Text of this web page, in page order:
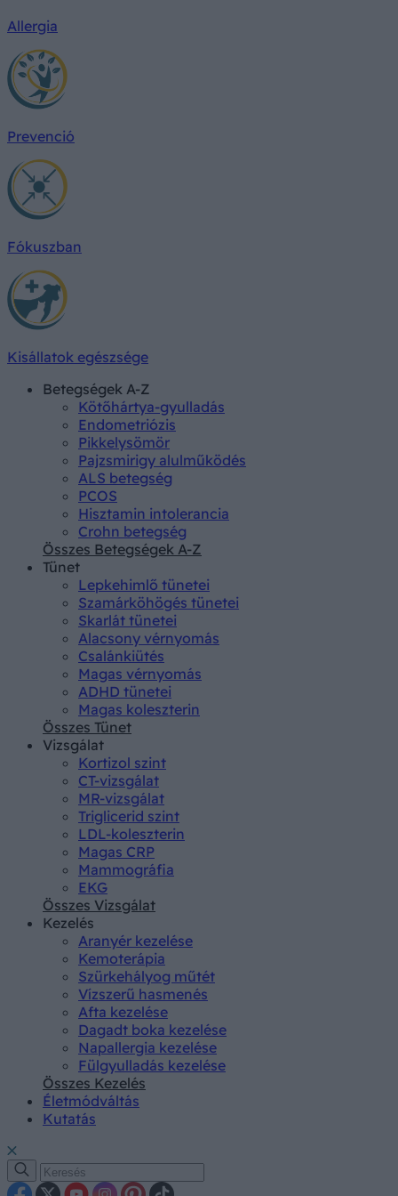
Allergia
Prevenció
Fókuszban
Kisállatok egészsége
Betegségek A-Z
Kötőhártya-gyulladás
Endometriózis
Pikkelysömör
Pajzsmirigy alulműködés
ALS betegség
PCOS
Hisztamin intolerancia
Crohn betegség
Összes Betegségek A-Z
Tünet
Lepkehimlő tünetei
Szamárköhögés tünetei
Skarlát tünetei
Alacsony vérnyomás
Csalánkiütés
Magas vérnyomás
ADHD tünetei
Magas koleszterin
Összes Tünet
Vizsgálat
Kortizol szint
CT-vizsgálat
MR-vizsgálat
Triglicerid szint
LDL-koleszterin
Magas CRP
Mammográfia
EKG
Összes Vizsgálat
Kezelés
Aranyér kezelése
Kemoterápia
Szürkehályog műtét
Vízszerű hasmenés
Afta kezelése
Dagadt boka kezelése
Napallergia kezelése
Fülgyulladás kezelése
Összes Kezelés
Életmódváltás
Kutatás